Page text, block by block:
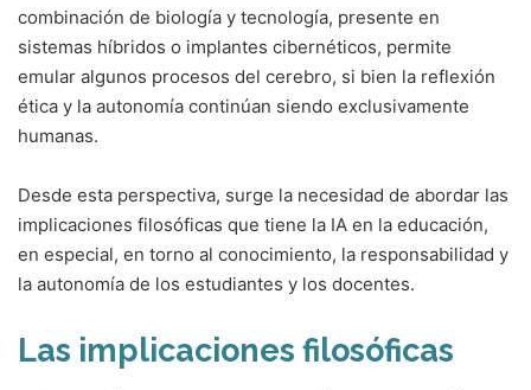
combinación de biología y tecnología, presente en
sistemas híbridos o implantes cibernéticos, permite
emular algunos procesos del cerebro, si bien la reflexión
ética y la autonomía continúan siendo exclusivamente
humanas.
Desde esta perspectiva, surge la necesidad de abordar las
implicaciones filosóficas que tiene la IA en la educación,
en especial, en torno al conocimiento, la responsabilidad y
la autonomía de los estudiantes y los docentes.
Las implicaciones filosóficas